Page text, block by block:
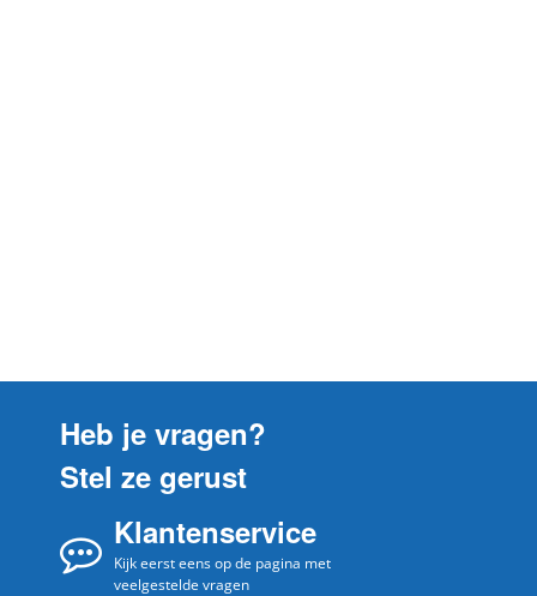
Heb je vragen?
Stel ze gerust
Klantenservice
Kijk eerst eens op de pagina met
veelgestelde vragen